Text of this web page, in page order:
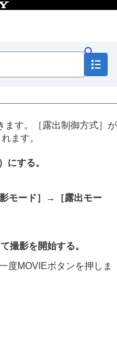
す。 ［露出制御方式］ が
ます。
）にする。
モード］ →
［露出モー
撮影を開始する。
度MOVIEボタンを押しま